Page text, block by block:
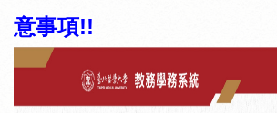
意事項!!